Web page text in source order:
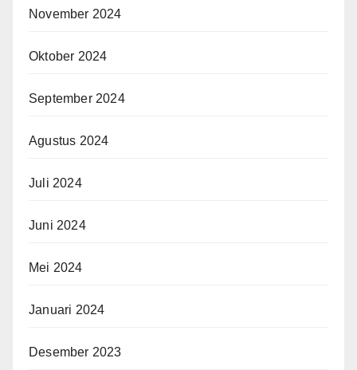
November 2024
Oktober 2024
September 2024
Agustus 2024
Juli 2024
Juni 2024
Mei 2024
Januari 2024
Desember 2023